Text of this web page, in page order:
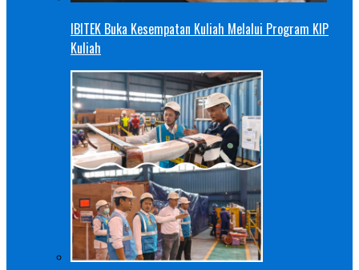
IBITEK Buka Kesempatan Kuliah Melalui Program KIP
Kuliah